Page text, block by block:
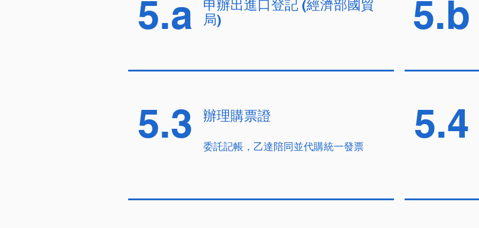
5.a
申辦出進口登記 (經濟部國貿
局)
5.3 辦理購票證
委託記帳，乙達陪同並代購統一發票
5.b
5.4